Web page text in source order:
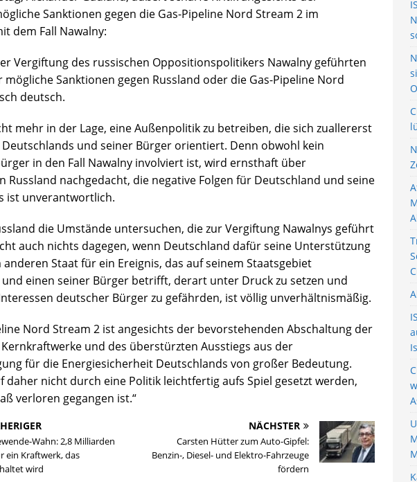
Sanktionen gegen die Gas-Pipeline Nord Stream 2 im
dem Fall Nawalny:
Vergiftung des russischen Oppositionspolitikers Nawalny geführten
Sanktionen gegen Russland oder die Gas-Pipeline Nord
deutsch.
mehr in der Lage, eine Außenpolitik zu betreiben, die sich zuallererst
und seiner Bürger orientiert. Denn obwohl kein
in den Fall Nawalny involviert ist, wird ernsthaft über
Russland nachgedacht, die negative Folgen für Deutschland und seine
ist unverantwortlich.
die Umstände untersuchen, die zur Vergiftung Nawalnys geführt
auch nichts dagegen, wenn Deutschland dafür seine Unterstützung
anderen Staat für ein Ereignis, das auf seinem Staatsgebiet
einen seiner Bürger betrifft, derart unter Druck zu setzen und
deutscher Bürger zu gefährden, ist völlig unverhältnismäßig.
Nord Stream 2 ist angesichts der bevorstehenden Abschaltung der
und des überstürzten Ausstiegs aus der
für die Energiesicherheit Deutschlands von großer Bedeutung.
daher nicht durch eine Politik leichtfertig aufs Spiel gesetzt werden,
verloren gegangen ist.“
Wahn: 2,8 Milliarden
ein Kraftwerk, das
wird
NÄCHSTER
Carsten Hütter zum Auto-Gipfel:
Benzin-, Diesel- und Elektro-Fahrzeuge
fördern